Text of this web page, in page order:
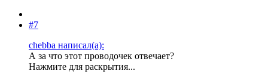
#7
chebba написал(а):
А за что этот проводочек отвечает?
Нажмите для раскрытия...